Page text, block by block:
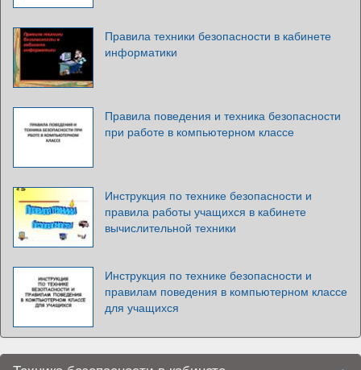
Правила техники безопасности в кабинете
информатики
Правила поведения и техника безопасности
при работе в компьютерном классе
Инструкция по технике безопасности и
правила работы учащихся в кабинете
вычислительной техники
Инструкция по технике безопасности и
правилам поведения в компьютерном классе
для учащихся